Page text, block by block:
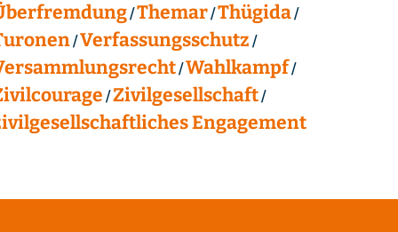
Themar Thügida
Verfassungsschutz
Wahlkampf
Zivilgesellschaft
Engagement